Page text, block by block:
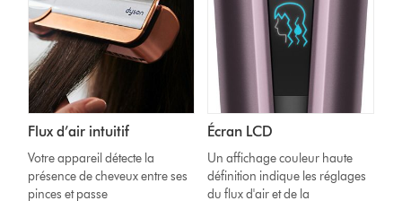
Flux d’air intuitif
Votre appareil détecte la
présence de cheveux entre ses
pinces et passe
Écran LCD
Un affichage couleur haute
définition indique les réglages
du flux d'air et de la